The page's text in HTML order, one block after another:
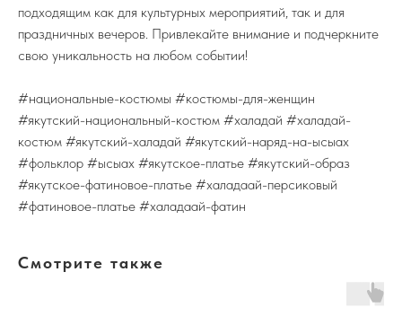
подходящим как для культурных мероприятий, так и для
праздничных вечеров. Привлекайте внимание и подчеркните
свою уникальность на любом событии!
#национальные-костюмы #костюмы-для-женщин
#якутский-национальный-костюм #халадай #халадай-
костюм #якутский-халадай #якутский-наряд-на-ысыах
#фольклор #ысыах #якутское-платье #якутский-образ
#якутское-фатиновое-платье #халадаай-персиковый
#фатиновое-платье #халадаай-фатин
Смотрите также